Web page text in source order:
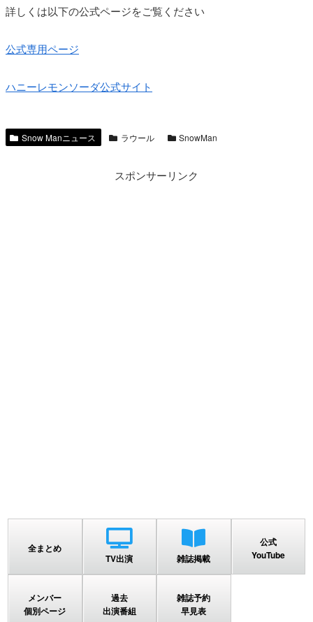
詳しくは以下の公式ページをご覧ください
公式専用ページ
ハニーレモンソーダ公式サイト
Snow Manニュース ラウール SnowMan
スポンサーリンク
全まとめ
TV出演
雑誌掲載
公式
YouTube
メンバー
個別ページ
過去
出演番組
雑誌予約
早見表